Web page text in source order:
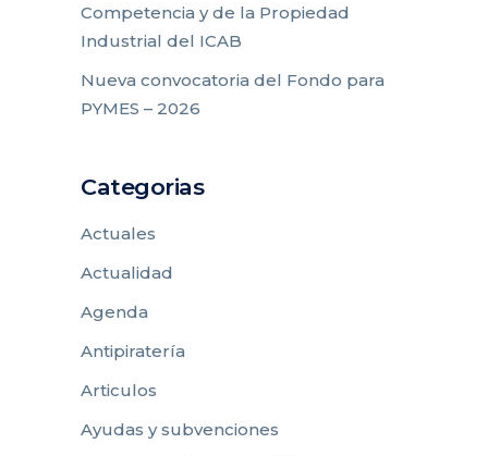
Competencia y de la Propiedad
Industrial del ICAB
Nueva convocatoria del Fondo para
PYMES – 2026
Categorias
Actuales
Actualidad
Agenda
Antipiratería
Articulos
Ayudas y subvenciones